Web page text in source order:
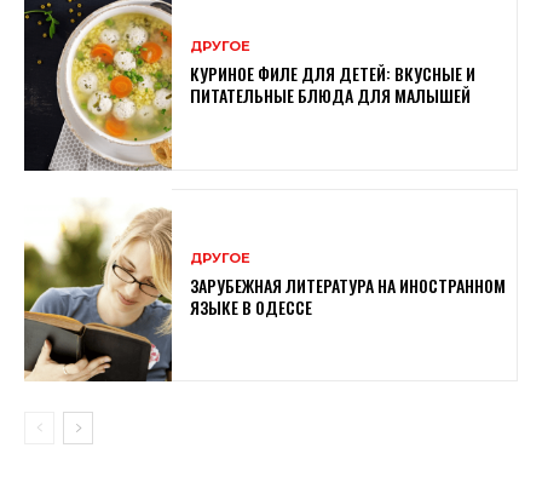
ДРУГОЕ
КУРИНОЕ ФИЛЕ ДЛЯ ДЕТЕЙ: ВКУСНЫЕ И
ПИТАТЕЛЬНЫЕ БЛЮДА ДЛЯ МАЛЫШЕЙ
ДРУГОЕ
ЗАРУБЕЖНАЯ ЛИТЕРАТУРА НА ИНОСТРАННОМ
ЯЗЫКЕ В ОДЕССЕ